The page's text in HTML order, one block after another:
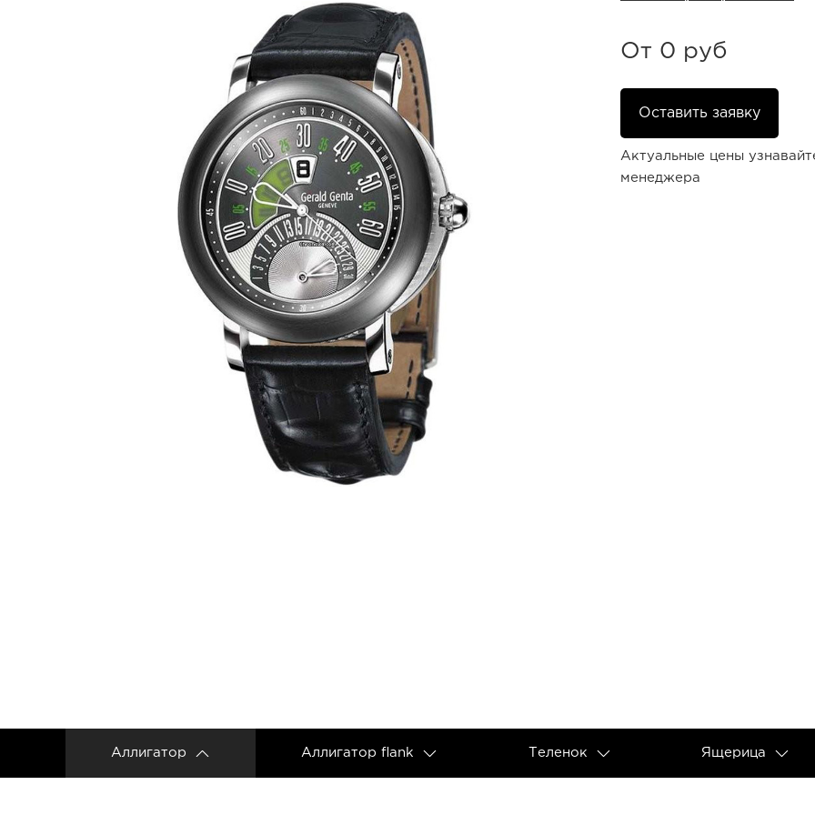
От 0 руб
Оставить заявку
Актуальные цены
менеджера
Аллигатор Аллигатор flank Теленок Ящерица
Ремешки для часов Chopard
Ремешки для часов Corum
Ремешки для часов Daniel Roth
Ремешки для часов De Bethune
Ремешки для часов De Grisogono
Ремешки для часов Dewitt
Ремешки для часов Franck Muller
Ремешки для часов Frederique Constant
Ремешки для часов Jaeger LeCoultre